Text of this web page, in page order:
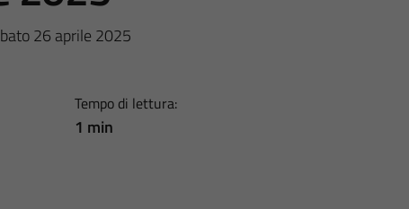
26 aprile 2025
Tempo di lettura:
1 min